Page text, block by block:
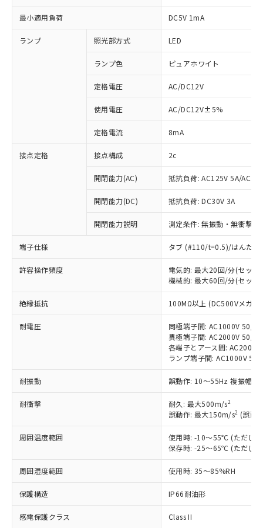
最小適用負荷 DC5V 1mA
ランプ 照光部方式 LED
ランプ色 ピュアホワイト
定格電圧 AC/DC12V
使用電圧 AC/DC12V±5%
定格電流 8mA
接点定格 接点構成 2c
開閉能力(AC) 抵抗負荷: AC125V 5A/
開閉能力(DC) 抵抗負荷: DC30V 3A
開閉能力説明 測定条件: 無振動・無衝撃
端子仕様 タブ (#110/t=0.5)/はんだづ
許容操作頻度
電気的: 最大20回/分(セット
機械的: 最大60回/分(セット
絶縁抵抗 100MΩ以上 (DC500Vメガ)
耐電圧
同極端子間: AC1000V 50/
異極端子間: AC2000V 50/
各端子とアース間:
ランプ端子間: AC1000V
耐振動 誤動作: 10～55Hz 複振幅
耐衝撃 耐久: 最大500m/s2
誤動作: 最大150m/s2 (誤動
周囲温度範囲
使用時: -10～55℃ (ただし
保存時: -25～65℃ (ただし
周囲湿度範囲 使用時: 35～85%RH
保護構造 IP66耐油形
感電保護クラス Class II
以下の条件をお読みいただき、同意のうえ
本サービスは、当社制御機器事業取扱
商品の当社在庫状況および標準価格
(税抜)を提供させていただくもので
当社制御機器事業取扱商品の中には、
本サービスの対象外となる商品もある
在庫状況および標準価格照会結果は、
記載している更新日時点での社内デー
タに基づき作成されるものであり、閲
覧された時点での実際の在庫および標
※1 対応状況
対応済み：EU RoHS指令（10物質）の
非含有に対応した製品が提供可能な商品で
す。
対応予定：EU RoHS指令（10物質）の非含
有に対応した製品に切り替える予定のある
対応予定なし：EU RoHS指令（10物質）の
調査・確認中：EU RoHS指令（10物質）の
非含有の対応状況を調査中または確認中の
非該当品：ライセンス料など無形物で、有
害物質有無と関係のない商品です。
仕入先様の事情により、非含有部品として
いたものが、含有品と判明した場合などや
むを得ず変更することがあります。
ミウム(Cd) 100ppm以下、
「○」：最大均質材料含有率が中国RoHSの
基準値以下であることを示します。
「×」：最大均質材料含有率が中国RoHSの
基準値を超えていることを示します。
「－」：未確認です。当社販売部門へお問
*中国RoHS10物質の基準値 (GB/T26572)：
Pb(鉛) :1000ppm、 Hg(水銀) : 1000ppm、 Cd(カドミウ
当社は、これら貴社製品のうち、外国
為替および外国貿易法に定める商品
（以下｢規制貨物等」という）を輸出
または国外への提供する場合は、日本
国政府の輸出許可(または役務取引許
号